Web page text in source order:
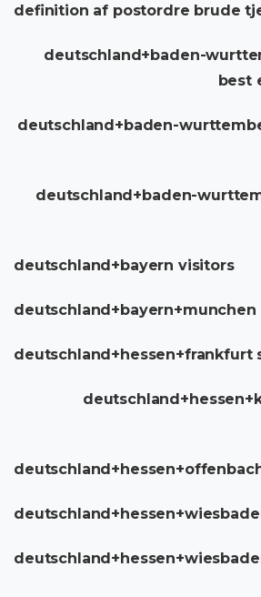
definition af postordre brude
deutschland+baden-
best
deutschland+baden-
deutschland+baden-
deutschland+bayern visitors
deutschland+bayern+munchen
deutschland+hessen+frankfurt